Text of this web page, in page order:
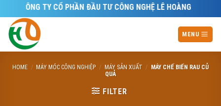
to
content
CÔNG TY CỔ PHẦN ĐẦU TƯ CÔNG NGHỆ LÊ HOÀNG
MENU
HOME / MÁY MÓC CÔNG NGHIỆP / MÁY SẢN XUẤT /
MÁY CHẾ BIẾN RAU CỦ
QUẢ
FILTER